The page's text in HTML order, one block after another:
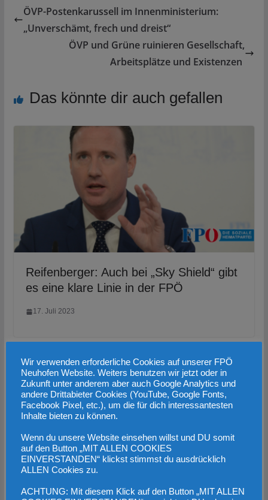
ÖVP-Postenkarussell im Innenministerium:
„Unverschämt, frech und dreist“
ÖVP und Grüne ruinieren Gesellschaft,
Arbeitsplätze und Existenzen
Das könnte dir auch gefallen
Reifenberger: Auch bei „Sky Shield“ gibt
es eine klare Linie in der FPÖ
17. Juli 2023
Wir verwenden erforderliche Cookies auf unserer FPÖ
Neuhofen Website. Weiters benutzen wir jetzt oder in
Zukunft unter anderem aber auch Google Analytics und
andere Drittabieter Cookies (YouTube, Google Fonts,
Facebook Pixel, etc.), um die für dich interessantesten
Inhalte bieten zu können.
Wenn du unsere Website einsehen willst und DU somit
auf den Button „MIT ALLEN COOKIES
EINVERSTANDEN“ klickst stimmst du ausdrücklich
ALLEN Cookies zu.
ACHTUNG: Mit diesem Klick auf den Button „MIT ALLEN